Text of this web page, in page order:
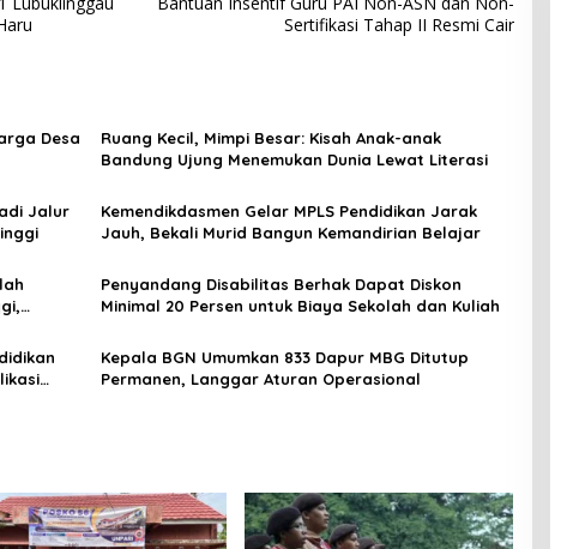
Sertifikasi Tahap II Resmi Cair
Desa
Ruang Kecil, Mimpi Besar: Kisah Anak-anak
Bandung Ujung Menemukan Dunia Lewat Literasi
Jalur
Kemendikdasmen Gelar MPLS Pendidikan Jarak
Jauh, Bekali Murid Bangun Kemandirian Belajar
Penyandang Disabilitas Berhak Dapat Diskon
Minimal 20 Persen untuk Biaya Sekolah dan Kuliah
Kepala BGN Umumkan 833 Dapur MBG Ditutup
Permanen, Langgar Aturan Operasional